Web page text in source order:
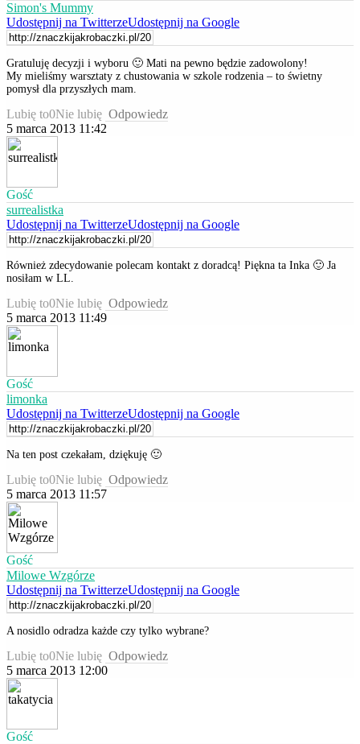
Simon's Mummy
Udostępnij na TwitterzeUdostępnij na Google
Gratuluję decyzji i wyboru 🙂 Mati na pewno będzie zadowolony!
My mieliśmy warsztaty z chustowania w szkole rodzenia – to świetny
pomysł dla przyszłych mam.
Lubię to0Nie lubię Odpowiedz
5 marca 2013 11:42
Gość
surrealistka
Udostępnij na TwitterzeUdostępnij na Google
Również zdecydowanie polecam kontakt z doradcą! Piękna ta Inka 🙂 Ja
nosiłam w LL.
Lubię to0Nie lubię Odpowiedz
5 marca 2013 11:49
Gość
limonka
Udostępnij na TwitterzeUdostępnij na Google
Na ten post czekałam, dziękuję 🙂
Lubię to0Nie lubię Odpowiedz
5 marca 2013 11:57
Gość
Milowe Wzgórze
Udostępnij na TwitterzeUdostępnij na Google
A nosidlo odradza każde czy tylko wybrane?
Lubię to0Nie lubię Odpowiedz
5 marca 2013 12:00
Gość